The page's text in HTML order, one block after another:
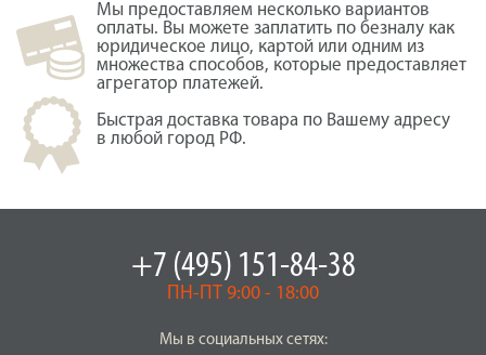
Мы предоставляем несколько вариантов
оплаты. Вы можете заплатить по безналу как
юридическое лицо, картой или одним из
множества способов, которые предоставляет
агрегатор платежей.
Быстрая доставка товара по Вашему адресу
в любой город РФ.
+7 (495) 151-84-38
ПН-ПТ 9:00 - 18:00
Мы в социальных сетях: